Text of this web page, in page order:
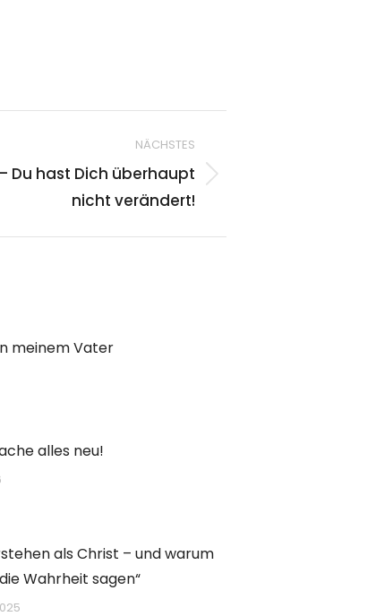
NÄCHSTES
Du hast Dich überhaupt
nicht verändert!
meinem Vater
alles neu!
als Christ – und warum
Wahrheit sagen“